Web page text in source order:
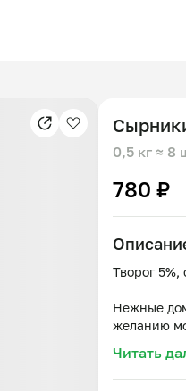
0,5 кг ≈ 8
780 ₽
Творог
Нежные
желанию
Читать